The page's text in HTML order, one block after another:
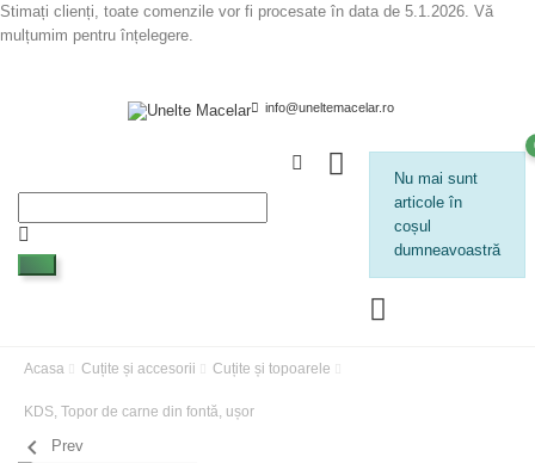
Stimați clienți, toate comenzile vor fi procesate în data de 5.1.2026. Vă
mulțumim pentru înțelegere.
info@uneltemacelar.ro
Nu mai sunt
articole în
coșul
dumneavoastră
Acasa Cuțite și accesorii Cuțite și topoarele
KDS, Topor de carne din fontă, ușor
chevron_left Prev